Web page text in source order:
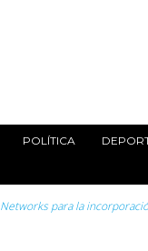
POLÍTICA
para la